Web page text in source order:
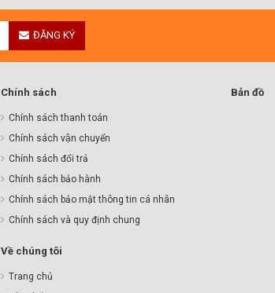
ĐĂNG KÝ
Chính sách
Chính sách thanh toán
Chính sách vận chuyển
Chính sách đổi trả
Chính sách bảo hành
Chính sách bảo mật thông tin cá nhân
Chính sách và quy định chung
Về chúng tôi
Trang chủ
Bản đồ